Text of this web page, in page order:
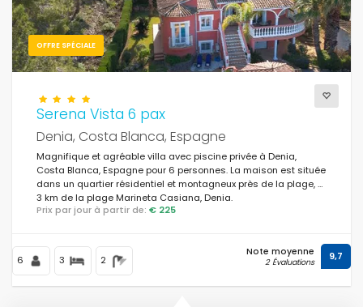
OFFRE SPÉCIALE
Serena Vista 6 pax
Denia, Costa Blanca, Espagne
Magnifique et agréable villa avec piscine privée à Denia,
Costa Blanca, Espagne pour 6 personnes. La maison est située
dans un quartier résidentiel et montagneux près de la plage, à
3 km de la plage Marineta Casiana, Denia.
Prix par jour à partir de: € 225
6 3 2
Note moyenne
2 Évaluations 9,7